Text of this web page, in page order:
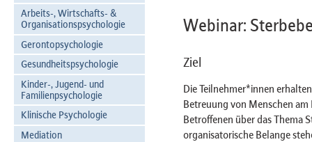
Arbeits-, Wirtschafts- &
Organisationspsychologie
Gerontopsychologie
Gesundheitspsychologie
Kinder-, Jugend- und
Familienpsychologie
Klinische Psychologie
Mediation
Webinar:
Ziel
Die Teilnehmer*innen
Betreuung von Menschen am
Betroffenen über das Thema
organisatorische Belange